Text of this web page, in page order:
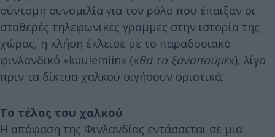
σύντομη συνομιλία για τον ρόλο που έπαιξαν οι
σταθερές τηλεφωνικές γραμμές στην ιστορία της
χώρας, η κλήση έκλεισε με το παραδοσιακό
φινλανδικό «kuulemiin» («θα τα ξαναπούμε»), λίγο
πριν τα δίκτυα χαλκού σιγήσουν οριστικά.
Το τέλος του χαλκού
Η απόφαση της Φινλανδίας εντάσσεται σε μια